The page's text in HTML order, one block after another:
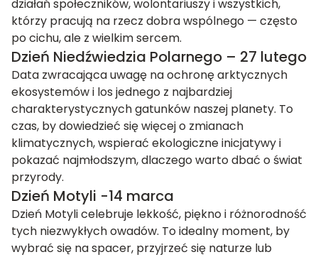
działań społeczników, wolontariuszy i wszystkich,
którzy pracują na rzecz dobra wspólnego — często
po cichu, ale z wielkim sercem.
Dzień Niedźwiedzia Polarnego – 27 lutego
Data zwracająca uwagę na ochronę arktycznych
ekosystemów i los jednego z najbardziej
charakterystycznych gatunków naszej planety. To
czas, by dowiedzieć się więcej o zmianach
klimatycznych, wspierać ekologiczne inicjatywy i
pokazać najmłodszym, dlaczego warto dbać o świat
przyrody.
Dzień Motyli -14 marca
Dzień Motyli celebruje lekkość, piękno i różnorodność
tych niezwykłych owadów. To idealny moment, by
wybrać się na spacer, przyjrzeć się naturze lub